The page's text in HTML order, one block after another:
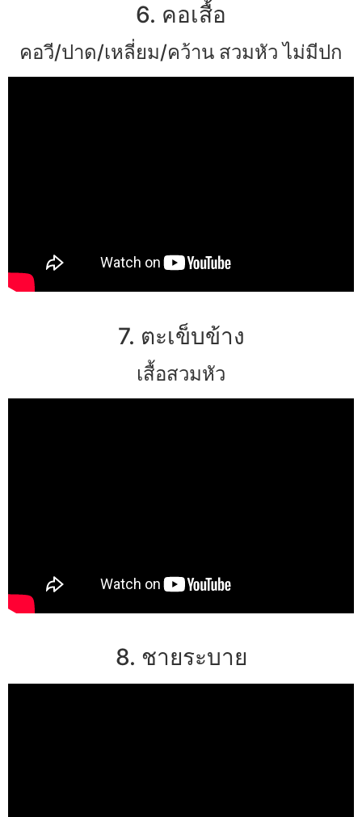
6. คอเสื้อ
คอวี/ปาด/เหลี่ยม/คว้าน สวมหัว ไม่มีปก
7. ตะเข็บข้าง
เสื้อสวมหัว
8. ชายระบาย